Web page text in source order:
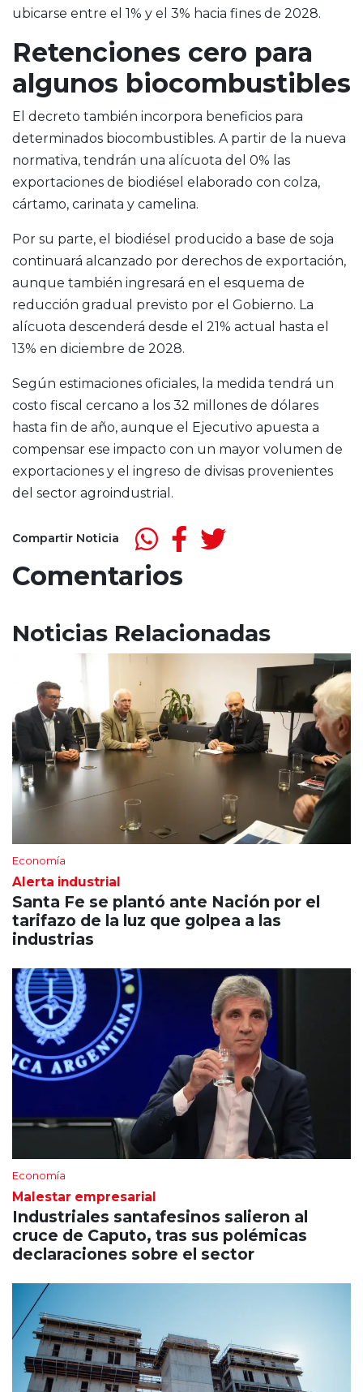
ubicarse entre el 1% y el 3% hacia fines de 2028.
Retenciones cero para
algunos biocombustibles
El decreto también incorpora beneficios para
determinados biocombustibles. A partir de la nueva
normativa, tendrán una alícuota del 0% las
exportaciones de biodiésel elaborado con colza,
cártamo, carinata y camelina.
Por su parte, el biodiésel producido a base de soja
continuará alcanzado por derechos de exportación,
aunque también ingresará en el esquema de
reducción gradual previsto por el Gobierno. La
alícuota descenderá desde el 21% actual hasta el
13% en diciembre de 2028.
Según estimaciones oficiales, la medida tendrá un
costo fiscal cercano a los 32 millones de dólares
hasta fin de año, aunque el Ejecutivo apuesta a
compensar ese impacto con un mayor volumen de
exportaciones y el ingreso de divisas provenientes
del sector agroindustrial.
Compartir Noticia
Comentarios
Noticias Relacionadas
Economía
Alerta industrial
Santa Fe se plantó ante Nación por el
tarifazo de la luz que golpea a las
industrias
Economía
Malestar empresarial
Industriales santafesinos salieron al
cruce de Caputo, tras sus polémicas
declaraciones sobre el sector